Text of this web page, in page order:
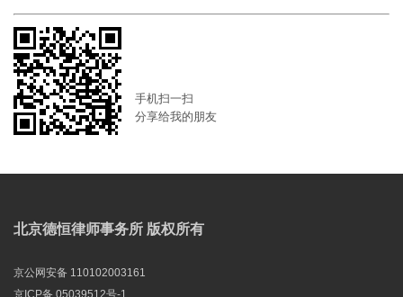
手机扫一扫
分享给我的朋友
北京德恒律师事务所 版权所有
京公网安备 110102003161
京ICP备 05039512号-1